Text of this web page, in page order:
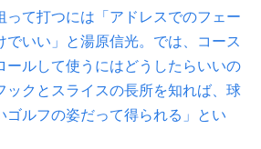
って打つには「アドレスでのフェー
でいい」と湯原信光。では、コース
ールして使うにはどうしたらいいの
ックとスライスの長所を知れば、球
ゴルフの姿だって得られる」とい